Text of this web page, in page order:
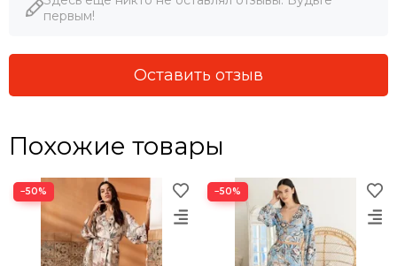
первым!
Оставить отзыв
Похожие товары
−50% −50%